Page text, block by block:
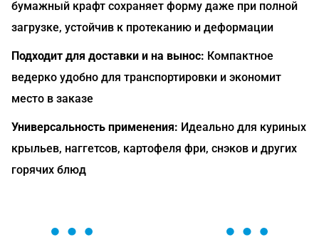
бумажный крафт сохраняет форму даже при полной
загрузке, устойчив к протеканию и деформации
Подходит для доставки и на вынос: Компактное
ведерко удобно для транспортировки и экономит
место в заказе
Универсальность применения: Идеально для куриных
крыльев, наггетсов, картофеля фри, снэков и других
горячих блюд